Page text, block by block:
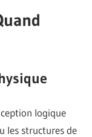
logique
les structures de